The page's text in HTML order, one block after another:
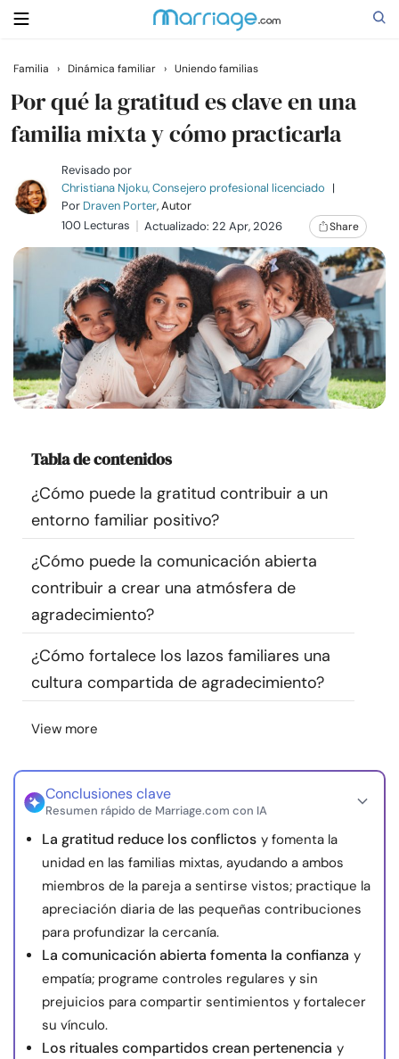
Buscar
Casarse
Relaciones
Familia
Ayuda
Cursos
Comunidad
Encuentra un terapeuta
Idioma
nosotros
© Copyright 2026. Todos los derechos reservados.
Familia › Dinámica familiar › Uniendo familias
Por qué la gratitud es clave en una
familia mixta y cómo practicarla
Revisado por
Christiana Njoku, Consejero profesional licenciado |
Por Draven Porter, Autor
100 Lecturas
Actualizado: 22 Apr, 2026 Share
Tabla de contenidos
¿Cómo puede la gratitud contribuir a un
entorno familiar positivo?
¿Cómo puede la comunicación abierta
contribuir a crear una atmósfera de
agradecimiento?
¿Cómo fortalece los lazos familiares una
cultura compartida de agradecimiento?
View more
Conclusiones clave
Resumen rápido de Marriage.com con IA
La gratitud reduce los conflictos y fomenta la
unidad en las familias mixtas, ayudando a ambos
miembros de la pareja a sentirse vistos; practique la
apreciación diaria de las pequeñas contribuciones
para profundizar la cercanía.
La comunicación abierta fomenta la confianza y
empatía; programe controles regulares y sin
prejuicios para compartir sentimientos y fortalecer
su vínculo.
Los rituales compartidos crean pertenencia y